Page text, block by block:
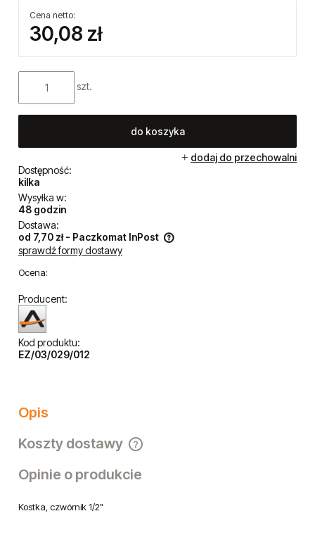
Cena netto:
30,08 zł
szt.
do koszyka
dodaj do przechowalni
Dostępność:
kilka
Wysyłka w:
48 godzin
Dostawa:
od 7,70 zł - Paczkomat InPost
Cena nie zawiera ewentualnych kosztów płatności
sprawdź formy dostawy
Ocena:
Producent:
Kod produktu:
EZ/03/029/012
Opis
Koszty dostawy
Cena nie zawiera ewentualnych kosztów płatności
Opinie o produkcie
Kostka, czwórnik 1/2"